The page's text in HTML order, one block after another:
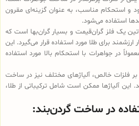
و استحکام مناسب، به عنوان گزینه‌ای مقرون
استفاده می‌شود.
یک فلز گران‌قیمت و بسیار گران‌بها است که
برای طلا مورد استفاده قرار می‌گیرد. این
در جواهرات با استحکام بالا مورد استفاده
بر فلزات خالص، آلیاژهای مختلف نیز در ساخت
این آلیاژها ممکن است شامل ترکیباتی از طلا،
در ساخت گردن‌بند: